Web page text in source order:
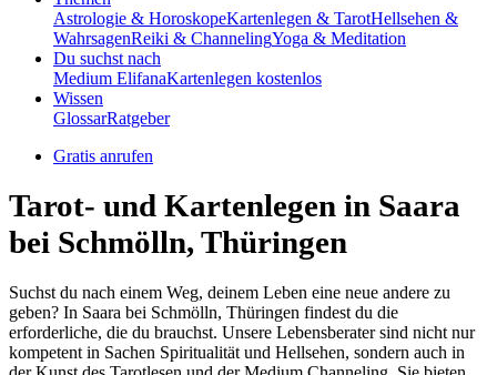
Astrologie & HoroskopeKartenlegen & TarotHellsehen &
WahrsagenReiki & ChannelingYoga & Meditation
Du suchst nach
Medium ElifanaKartenlegen kostenlos
Wissen
GlossarRatgeber
Gratis anrufen
Tarot- und Kartenlegen in Saara
bei Schmölln, Thüringen
Suchst du nach einem Weg, deinem Leben eine neue andere zu
geben? In Saara bei Schmölln, Thüringen findest du die
erforderliche, die du brauchst. Unsere Lebensberater sind nicht nur
kompetent in Sachen Spiritualität und Hellsehen, sondern auch in